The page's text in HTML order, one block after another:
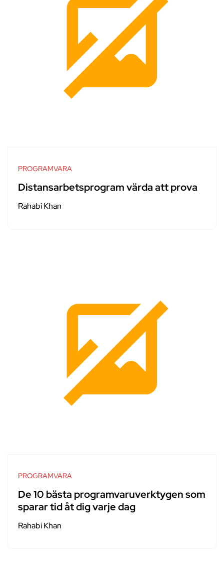
PROGRAMVARA
Distansarbetsprogram värda att prova
Rahabi Khan
PROGRAMVARA
De 10 bästa programvaruverktygen som
sparar tid åt dig varje dag
Rahabi Khan